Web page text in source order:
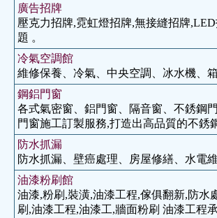
廣告招牌
壓克力招牌,霓虹燈招牌,無接縫招牌
題 。
冷氣空調館
維修保養、冷氣、中央空調、冰水機、
鋼鋁門窗
各式氣密窗、鋁門窗、隔音窗、不銹鋼
門窗施工訂製服務,打造出高品質的不銹
防水抓漏
防水抓漏、壁癌處理、房屋修繕、水電
油漆粉刷館
油漆,粉刷,裝潢,油漆工程,傢俱翻新,防水
刷,油漆工程,油漆工,牆面粉刷 油漆工程承